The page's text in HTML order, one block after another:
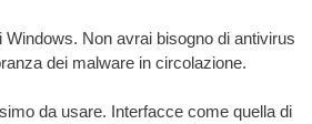
Non avrai bisogno di antivirus
dei malware in circolazione.
da usare. Interfacce come quella di